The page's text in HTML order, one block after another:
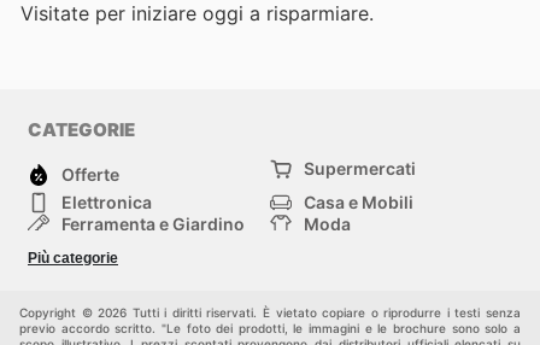
Visitate per iniziare oggi a risparmiare.
CATEGORIE
Offerte
Supermercati
Elettronica
Casa e Mobili
Ferramenta e Giardino
Moda
Bambini e Neonati
Più categorie
Copyright © 2026 Tutti i diritti riservati. È vietato copiare o riprodurre i testi senza
previo accordo scritto. "Le foto dei prodotti, le immagini e le brochure sono solo a